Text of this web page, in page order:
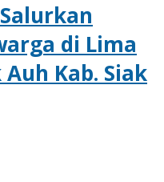
di Lima
Auh Kab. Siak